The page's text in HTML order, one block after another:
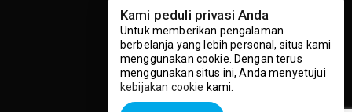
© 2026 ButikGames.com
Kami peduli privasi Anda
Untuk memberikan pengalaman
berbelanja yang lebih personal, situs kami
menggunakan cookie. Dengan terus
menggunakan situs ini, Anda menyetujui
kebijakan cookie kami.